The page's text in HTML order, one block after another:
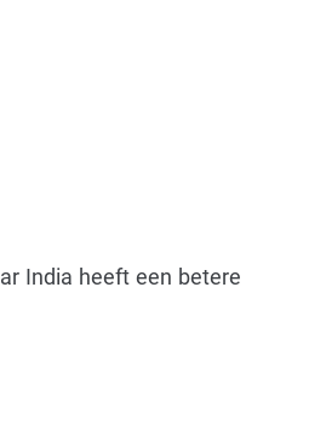
India heeft een betere